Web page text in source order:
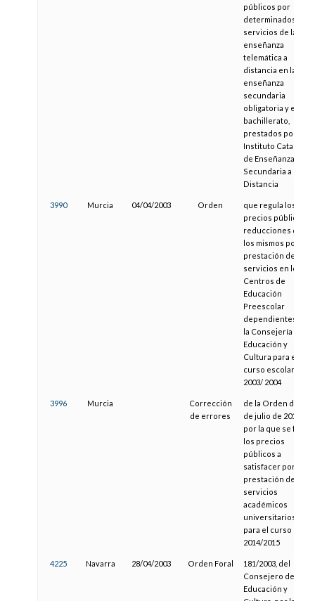
públicos por
determinados
servicios de la
enseñanza
telemática a
distancia en la
enseñanza
secundaria
obligatoria y el
bachillerato,
prestados por el
Instituto Catalán
de Enseñanza
Secundaria a
Distancia
3990 Murcia 04/04/2003 Orden
que regula los
precios públicos y
reducciones de
los mismos por la
prestación de
servicios en los
Centros de
Educación
Preescolar
dependientes de
la Consejería de
Educación y
Cultura para el
curso escolar
2003/ 2004
3996 Murcia
Corrección
de errores
de la Orden de 25
de julio de 2014,
por la que se fijan
los precios
públicos a
satisfacer por la
prestación de
servicios
académicos
universitarios
para el curso
2014/2015
4225 Navarra 28/04/2003 Orden Foral
181/2003, del
Consejero de
Educación y